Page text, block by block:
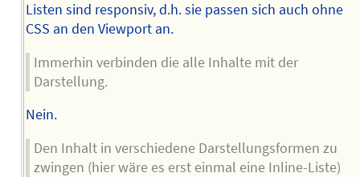
Listen sind responsiv, d.h. sie passen sich auch ohne
CSS an den Viewport an.
Immerhin verbinden die alle Inhalte mit der
Darstellung.
Nein.
Den Inhalt in verschiedene Darstellungsformen zu
zwingen (hier wäre es erst einmal eine Inline-Liste)